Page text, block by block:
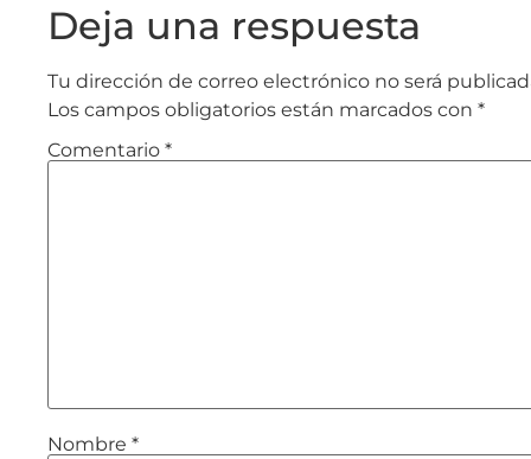
Deja una respuesta
Tu dirección de correo electrónico no será
Los campos obligatorios están marcados con *
Comentario *
Nombre *